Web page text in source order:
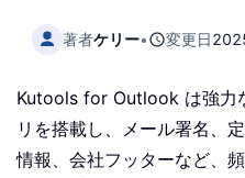
著者ケリー• 変更日
Kutools for Outlook は強力
リを搭載し、メール署名、
情報、会社フッターなど、